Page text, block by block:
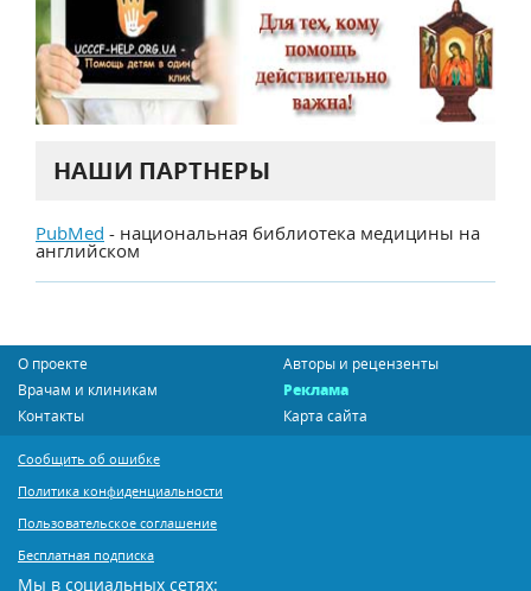
НАШИ ПАРТНЕРЫ
PubMed - национальная библиотека медицины на
английском
О проекте
Авторы и рецензенты
Врачам и клиникам
Реклама
Контакты
Карта сайта
Сообщить об ошибке
Политика конфиденциальности
Пользовательское соглашение
Бесплатная подписка
Мы в социальных сетях: